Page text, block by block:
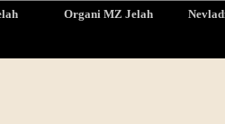
Organi MZ Jelah